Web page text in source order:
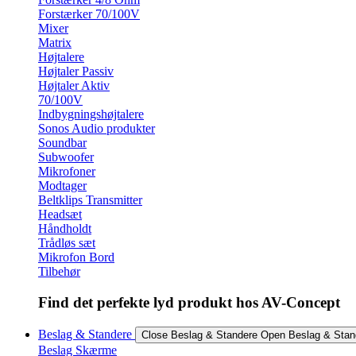
Forstærker 70/100V
Mixer
Matrix
Højtalere
Højtaler Passiv
Højtaler Aktiv
70/100V
Indbygningshøjtalere
Sonos Audio produkter
Soundbar
Subwoofer
Mikrofoner
Modtager
Beltklips Transmitter
Headsæt
Håndholdt
Trådløs sæt
Mikrofon Bord
Tilbehør
Find det perfekte lyd produkt hos AV-Concept
Beslag & Standere Close Beslag & Standere Open Beslag &
Beslag Skærme